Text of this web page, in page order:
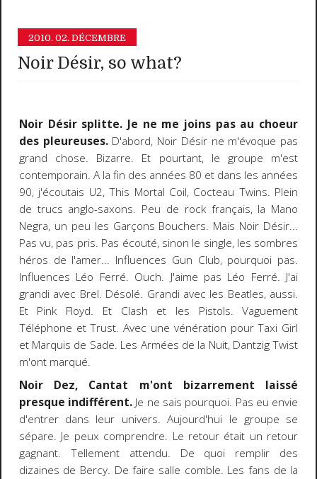
2010. 02. DÉCEMBRE
Noir Désir, so what?
Noir Désir splitte. Je ne me joins pas au choeur
des pleureuses.D'abord, Noir Désir ne m'évoque pas
grand chose. Bizarre. Et pourtant, le groupe m'est
contemporain. A la fin des années 80 et dans les années
90, j'écoutais U2, This Mortal Coil, Cocteau Twins. Plein
de trucs anglo-saxons. Peu de rock français, la Mano
Negra, un peu les Garçons Bouchers. Mais Noir Désir...
Pas vu, pas pris. Pas écouté, sinon le single, les sombres
héros de l'amer... Influences Gun Club, pourquoi pas.
Influences Léo Ferré. Ouch. J'aime pas Léo Ferré. J'ai
grandi avec Brel. Désolé. Grandi avec les Beatles, aussi.
Et Pink Floyd. Et Clash et les Pistols. Vaguement
Téléphone et Trust. Avec une vénération pour Taxi Girl
et Marquis de Sade. Les Armées de la Nuit, Dantzig Twist
m'ont marqué.
Noir Dez, Cantat m'ont bizarrement laissé
presque indifférent. Je ne sais pourquoi. Pas eu envie
d'entrer dans leur univers. Aujourd'hui le groupe se
sépare. Je peux comprendre. Le retour était un retour
gagnant. Tellement attendu. De quoi remplir des
dizaines de Bercy. De faire salle comble. Les fans de la